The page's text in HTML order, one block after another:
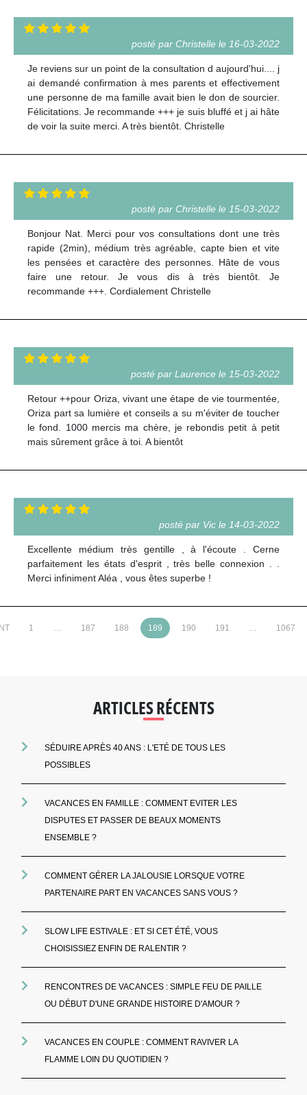
posté par Christelle le 16-03-2022
Je reviens sur un point de la consultation d aujourd'hui.... j
ai demandé confirmation à mes parents et effectivement
une personne de ma famille avait bien le don de sourcier.
Félicitations. Je recommande +++ je suis bluffé et j ai hâte
de voir la suite merci. A très bientôt. Christelle
posté par Christelle le 15-03-2022
Bonjour Nat. Merci pour vos consultations dont une très
rapide (2min), médium très agréable, capte bien et vite
les pensées et caractère des personnes. Hâte de vous
faire une retour. Je vous dis à très bientôt. Je
recommande +++. Cordialement Christelle
posté par Laurence le 15-03-2022
Retour ++pour Oriza, vivant une étape de vie tourmentée,
Oriza part sa lumière et conseils a su m'éviter de toucher
le fond. 1000 mercis ma chère, je rebondis petit à petit
mais sûrement grâce à toi. A bientôt
posté par Vic le 14-03-2022
Excellente médium très gentille , à l'écoute . Cerne
parfaitement les états d'esprit , très belle connexion . .
Merci infiniment Aléa , vous êtes superbe !
1 187 188 189 190 191 1067
ARTICLES RÉCENTS
SÉDUIRE APRÈS 40 ANS : L'ETÉ DE TOUS LES
POSSIBLES
VACANCES EN FAMILLE : COMMENT EVITER LES
DISPUTES ET PASSER DE BEAUX MOMENTS
ENSEMBLE ?
COMMENT GÉRER LA JALOUSIE LORSQUE VOTRE
PARTENAIRE PART EN VACANCES SANS VOUS ?
SLOW LIFE ESTIVALE : ET SI CET ÉTÉ, VOUS
CHOISISSIEZ ENFIN DE RALENTIR ?
RENCONTRES DE VACANCES : SIMPLE FEU DE PAILLE
OU DÉBUT D'UNE GRANDE HISTOIRE D'AMOUR ?
VACANCES EN COUPLE : COMMENT RAVIVER LA
FLAMME LOIN DU QUOTIDIEN ?